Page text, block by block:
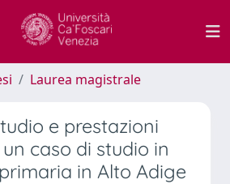
Laurea magistrale
e prestazioni
caso di studio in
in Alto Adige